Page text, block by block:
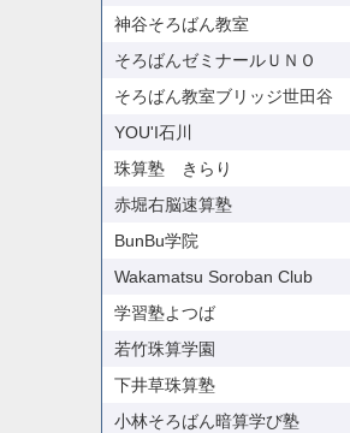
神谷そろばん教室
そろばんゼミナールＵＮＯ
そろばん教室ブリッジ世田谷
YOU'I石川
珠算塾 きらり
赤堀右脳速算塾
BunBu学院
Wakamatsu Soroban Club
学習塾よつば
若竹珠算学園
下井草珠算塾
小林そろばん暗算学び塾